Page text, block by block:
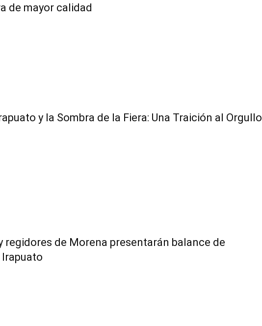
de mayor calidad
y la Sombra de la Fiera: Una Traición al Orgullo
regidores de Morena presentarán balance de